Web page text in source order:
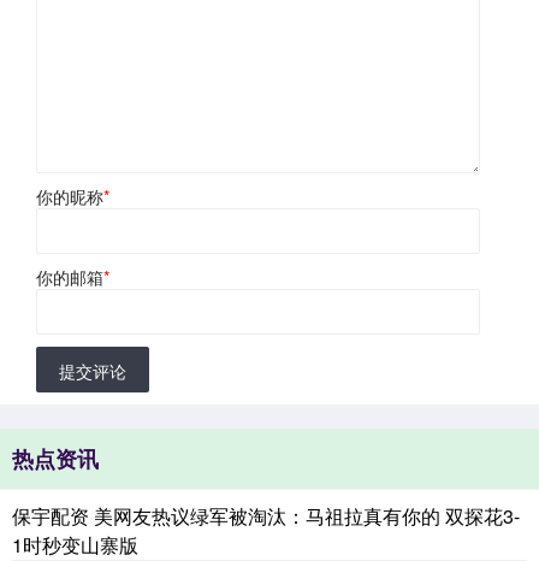
你的昵称*
你的邮箱*
提交评论
热点资讯
保宇配资 美网友热议绿军被淘汰：马祖拉真有你的 双探花3-
1时秒变山寨版